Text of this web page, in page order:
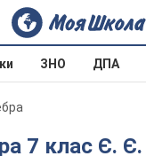
ЗНО ДПА
7 клас Є. Є.